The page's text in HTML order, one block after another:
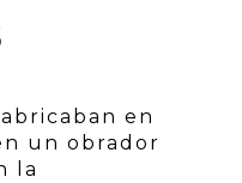
en
un obrador
la